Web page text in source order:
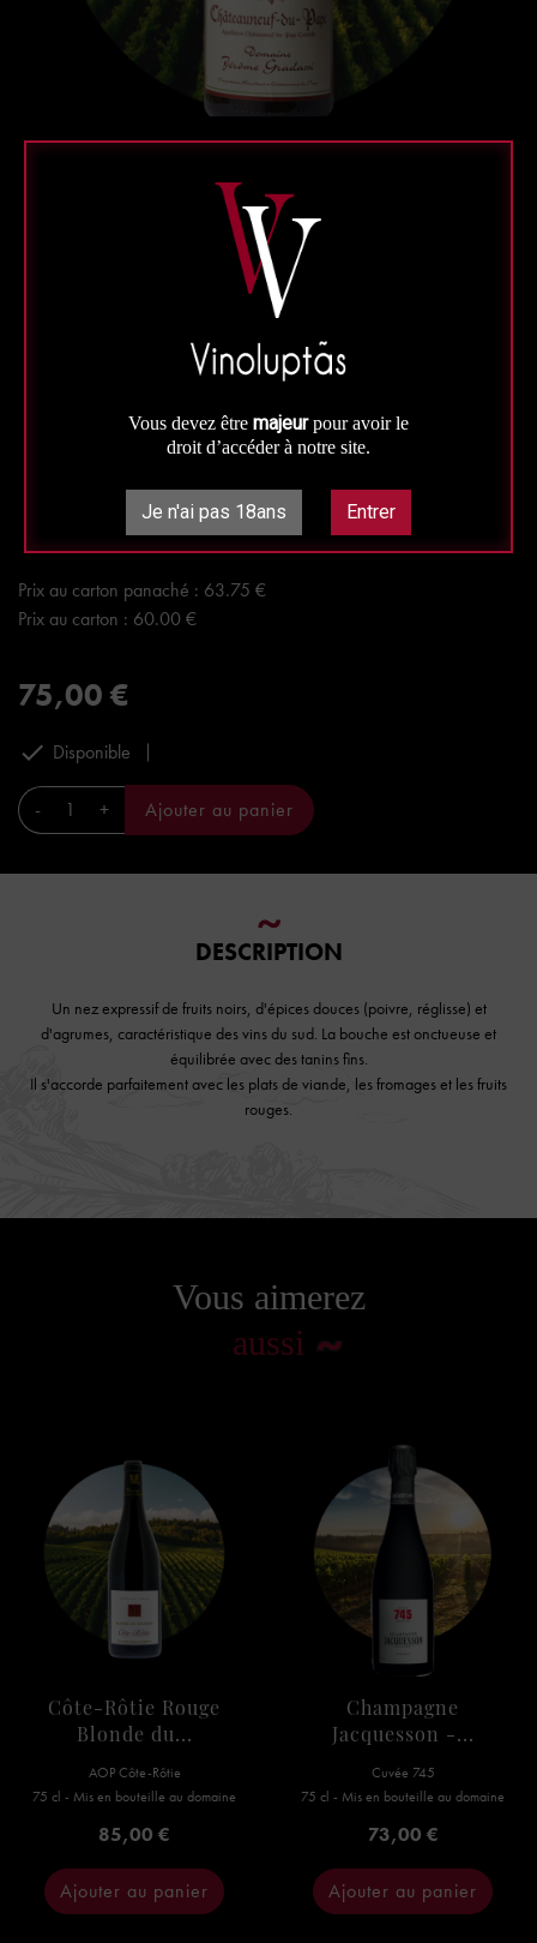
Vous devez être majeurpour avoir le
droit d’accéder à notre site.
Je n'ai pas 18ans Entrer
Vallée du Rhône
Châteauneuf-du-Pape Rouge
Magnum (1,5L) Domaine
AOC Châteauneuf-du-Pape
150 cl - Mis en bouteille au domaine
Un vin de caractère, juteux et complexe.
Prix à la bouteille : 75 €
Prix au carton panaché : 63.75 €
Prix au carton : 60.00 €
75,00 €
 Disponible
- + Ajouter au panier
DESCRIPTION
Un nez expressif de fruits noirs, d'épices douces (poivre, réglisse) et
d'agrumes, caractéristique des vins du sud. La bouche est onctueuse et
équilibrée avec des tanins fins.
Il s'accorde parfaitement avec les plats de viande, les fromages et les fruits
rouges.
Vous aimerez
aussi
Côte-Rôtie Rouge
Blonde du...
AOP Côte-Rôtie
75 cl - Mis en bouteille au domaine
Prix
85,00 €
Ajouter au panier
Champagne
Jacquesson -...
Cuvée 745
75 cl - Mis en bouteille au domaine
Prix
73,00 €
Ajouter au panier